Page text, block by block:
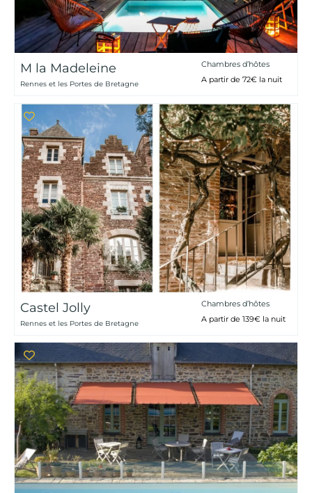
M la Madeleine
Rennes et les Portes de Bretagne
Chambres d’hôtes
A partir de 72€ la nuit
Castel Jolly
Rennes et les Portes de Bretagne
Chambres d’hôtes
A partir de 139€ la nuit